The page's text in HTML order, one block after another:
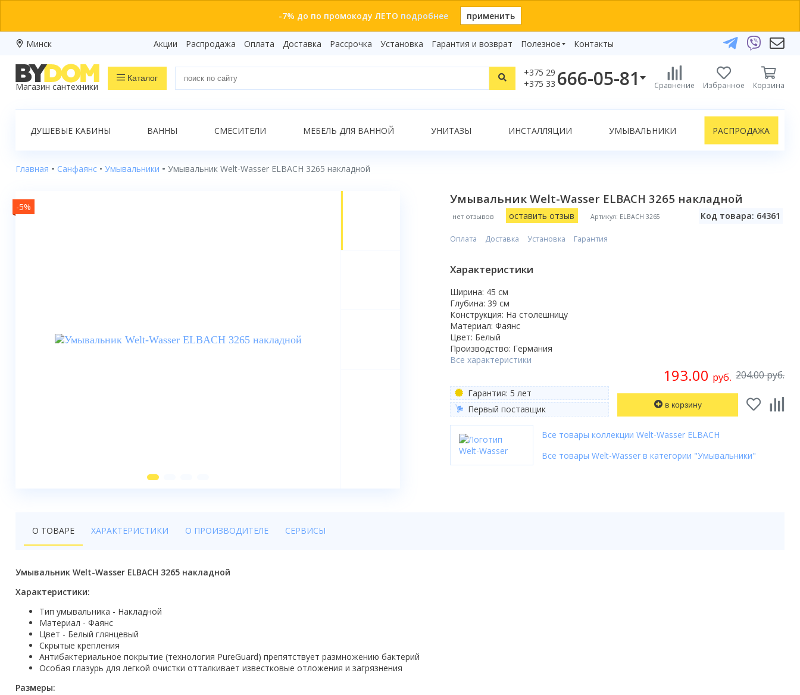
-7% до по промокоду ЛЕТО подробнее применить
Минск Акции Распродажа Оплата Доставка Рассрочка Установка Гарантия и возврат
Полезное
Видеообзоры
Бренды
Контакты
Магазин сантехники
Каталог
+375 29
+375 33 666-05-81
+375 29 666-05-81
+375 17 243-24-29
Telegram
Viber
Сравнение Избранное Корзина
Показать все результаты
Распродажа
Ванны
Смесители
Кухонные мойки
Трапы
Радиаторы отопления
Котлы отопления
Аксессуары для ванной
ДУШЕВЫЕ КАБИНЫ ВАННЫ СМЕСИТЕЛИ МЕБЕЛЬ ДЛЯ ВАННОЙ УНИТАЗЫ ИНСТАЛЛЯЦИИ УМЫВАЛЬНИКИ РАСПРОДАЖА
Главная Санфаянс Умывальники Умывальник Welt-Wasser ELBACH 3265 накладной
Умывальник Welt-Wasser ELBACH 3265 накладной
нет отзывов оставить отзыв Артикул: ELBACH 3265 Код товара: 64361
-5%
204.00 руб.
193.00 руб.
в корзину
Оплата Доставка Установка Гарантия
Характеристики
Ширина: 45 см
Глубина: 39 см
Конструкция: На столешницу
Материал: Фаянс
Цвет: Белый
Производство: Германия
Все характеристики
Гарантия: 5 лет
Первый поставщик
Все товары коллекции Welt-Wasser ELBACH
Все товары Welt-Wasser в категории "Умывальники"
О ТОВАРЕ ХАРАКТЕРИСТИКИ О ПРОИЗВОДИТЕЛЕ СЕРВИСЫ
Умывальник Welt-Wasser ELBACH 3265 накладной
Характеристики:
Тип умывальника - Накладной
Материал - Фаянс
Цвет - Белый глянцевый
Скрытые крепления
Антибактериальное покрытие (технология PureGuard) препятствует размножению бактерий
Особая глазурь для легкой очистки отталкивает известковые отложения и загрязнения
Размеры: